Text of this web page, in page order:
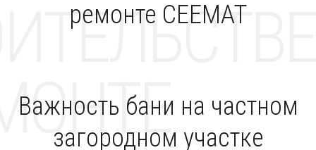
ремонте CEEMAT
Важность бани на частном
загородном участке